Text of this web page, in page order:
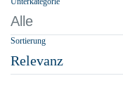
Alle
Sortierung
Relevanz